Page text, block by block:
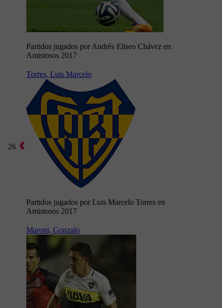
Partidos jugados por Andrés Eliseo Chávez en
Amistosos 2017
26
Torres, Luis Marcelo
Partidos jugados por Luis Marcelo Torres en
Amistosos 2017
Maroni, Gonzalo